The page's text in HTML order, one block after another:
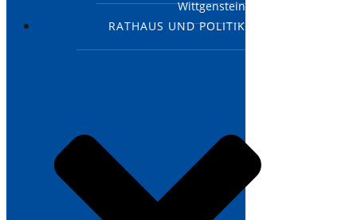
Wittgenstein
RATHAUS UND POLITIK